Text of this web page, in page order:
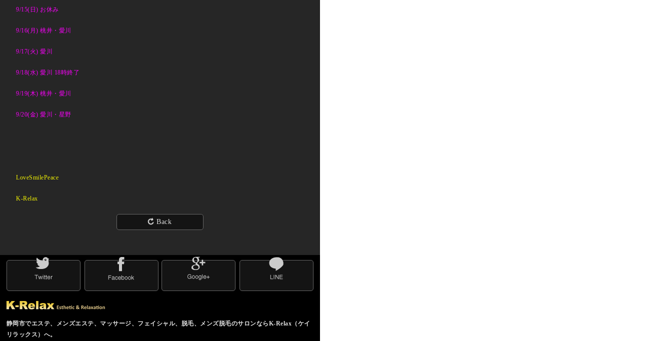
9/15(日) お休み
9/16(月) 桃井・愛川
9/17(火) 愛川
9/18(水) 愛川 18時終了
9/19(木) 桃井・愛川
9/20(金) 愛川・星野
LoveSmilePeace
K-Relax
Back
静岡市でエステ、メンズエステ、マッサージ、フェイシャル、脱毛、メンズ脱毛のサロンならK-Relax（ケイ
リラックス）へ。